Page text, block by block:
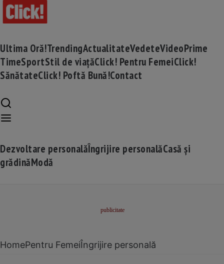
Ultima Oră!TrendingActualitateVedeteVideoPrime
TimeSportStil de viațăClick! Pentru FemeiClick!
SănătateClick! Poftă Bună!Contact
Dezvoltare personalăÎngrijire personalăCasă și
grădinăModă
HomePentru FemeiÎngrijire personală